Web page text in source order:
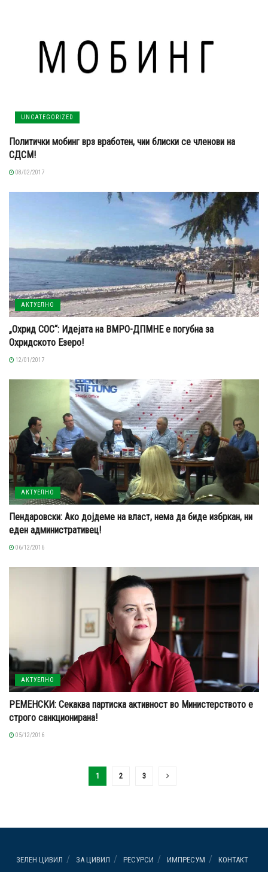
UNCATEGORIZED
Политички мобинг врз вработен, чии блиски се членови на
СДСМ!
08/02/2017
АКТУЕЛНО
„Охрид СОС“: Идејата на ВМРО-ДПМНЕ е погубна за
Охридското Езеро!
12/01/2017
АКТУЕЛНО
Пендаровски: Ако дојдеме на власт, нема да биде избркан, ни
еден административец!
06/12/2016
АКТУЕЛНО
РЕМЕНСКИ: Секаква партиска активност во Министерството е
строго санкционирана!
05/12/2016
1 2 3
ЗЕЛЕН ЦИВИЛ ЗА ЦИВИЛ РЕСУРСИ ИМПРЕСУМ КОНТАКТ